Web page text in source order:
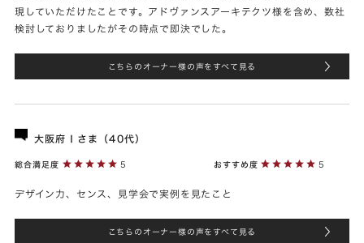
現していただけたことです。アドヴァンスアーキテクツ様を含め、数社
検討しておりましたがその時点で即決でした。
こちらのオーナー様の声をすべて見る
大阪府Ｉさま（40代）
総合満足度 5 おすすめ度 5
デザイン力、センス、見学会で実例を見たこと
こちらのオーナー様の声をすべて見る